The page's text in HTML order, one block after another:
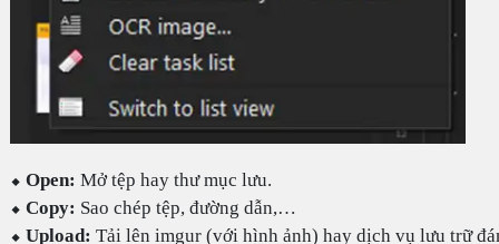
⬥ Open: Mở tệp hay thư mục lưu.
⬥ Copy: Sao chép tệp, đường dẫn,…
⬥ Upload: Tải lên imgur (với hình ảnh) hay dịch vụ lưu trữ